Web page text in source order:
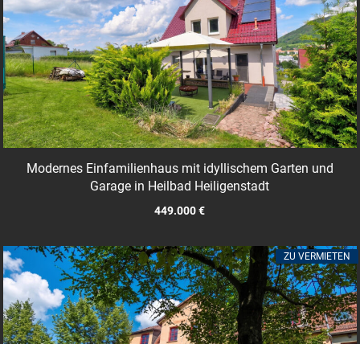
Modernes Einfamilienhaus mit idyllischem Garten und
Garage in Heilbad Heiligenstadt
449.000 €
ZU VERMIETEN